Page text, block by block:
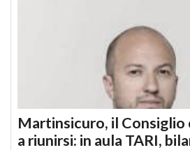
Martinsicuro, il Consiglio
a riunirsi: in aula TARI,